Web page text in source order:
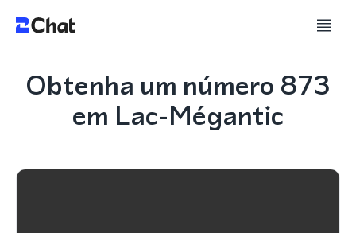
Obtenha um número 873
em Lac-Mégantic